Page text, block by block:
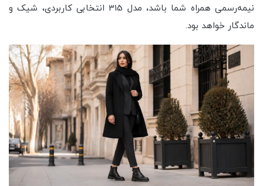
نیمه‌رسمی همراه شما باشد، مدل 315 انتخابی کاربردی، شیک و
ماندگار خواهد بود.